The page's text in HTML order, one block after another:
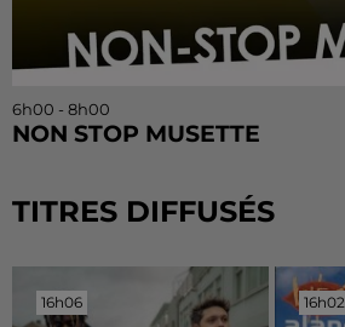
6h00 - 8h00
NON STOP MUSETTE
TITRES DIFFUSÉS
16h06
16h06 16h02
16h02